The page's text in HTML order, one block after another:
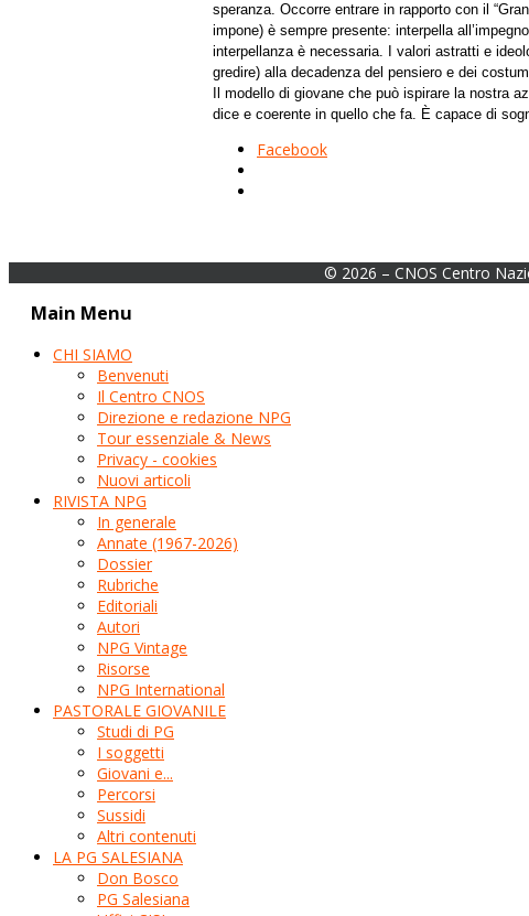
speranza. Occorre entrare in rapporto con il
impone) è sempre presente: interpella
interpellanza è necessaria. I valori astratti e
gredire) alla decadenza del pensiero e dei
Il modello di giovane che può ispirare la nostra
dice e coerente in quello che fa. È capace di
Facebook
© 2026 – CNOS Centro
Main Menu
CHI SIAMO
Benvenuti
Il Centro CNOS
Direzione e redazione NPG
Tour essenziale & News
Privacy - cookies
Nuovi articoli
RIVISTA NPG
In generale
Annate (1967-2026)
Dossier
Rubriche
Editoriali
Autori
NPG Vintage
Risorse
NPG International
PASTORALE GIOVANILE
Studi di PG
I soggetti
Giovani e...
Percorsi
Sussidi
Altri contenuti
LA PG SALESIANA
Don Bosco
PG Salesiana